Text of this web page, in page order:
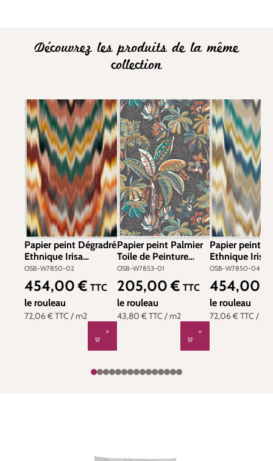
Découvrez les produits de la même
collection
Papier peint Dégradré
Ethnique Irisa
terracotta vert - Irisa
d'Osborne & Little |
Réf. OSB-W7850-02
OSB-W7850-02
72,06 €TTC / m2
Prix régulier :
454,00 € TTC
le rouleau
Papier peint Palmier
Toile de Peinture
Tivoli multicolore noir
- Irisa d'Osborne &
Little | Réf. OSB-
W7853-01
OSB-W7853-01
43,80 €TTC / m2
Prix régulier :
205,00 € TTC
le rouleau
Papier peint
Ethnique Irisa
canard beige -
d'Osborne &
Réf. OSB-
OSB-W7850-04
72,06 €TTC / m2
Prix régulier :
454,00
le rouleau